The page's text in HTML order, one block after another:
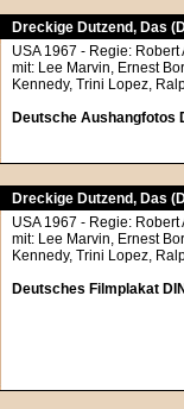
Dreckige Dutzend, Das
USA 1967 - Regie: Robert
mit: Lee Marvin, Ernest
Kennedy, Trini Lopez,
Deutsche Aushangfotos
Dreckige Dutzend, Das
USA 1967 - Regie: Robert
mit: Lee Marvin, Ernest
Kennedy, Trini Lopez,
Deutsches Filmplakat